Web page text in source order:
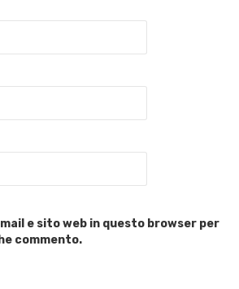
e sito web in questo browser per
commento.